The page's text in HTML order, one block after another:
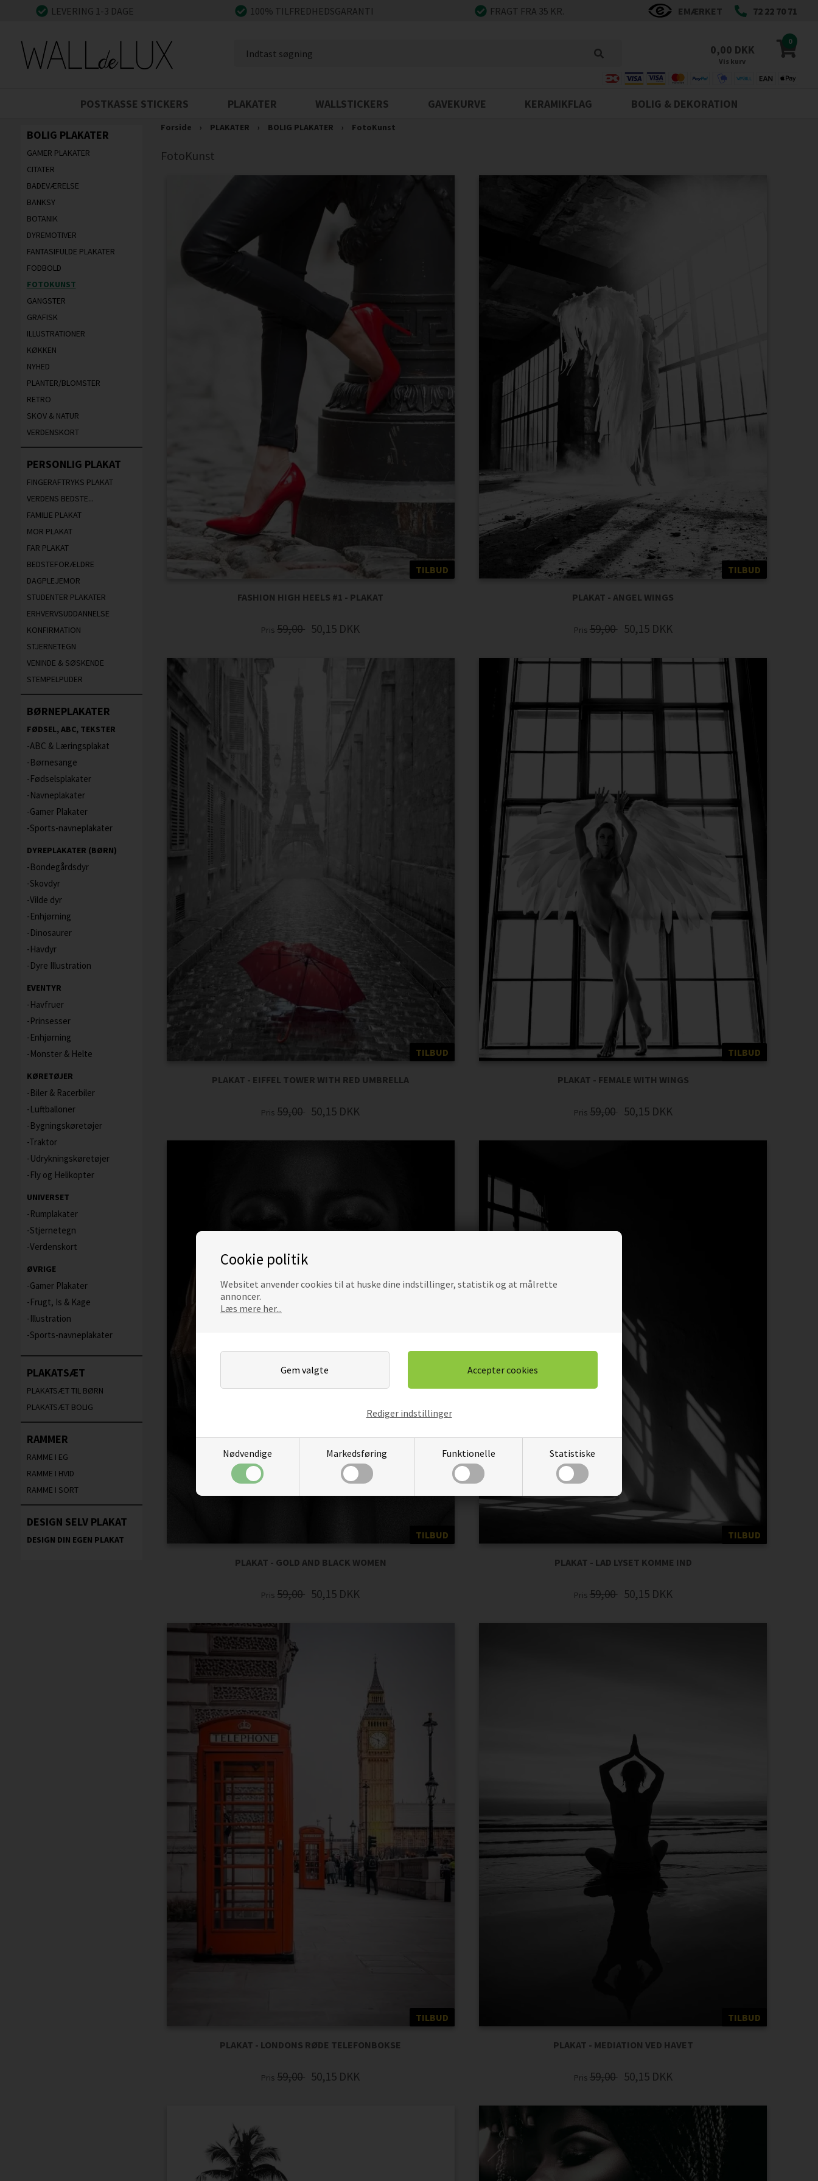
Cookie politik
Websitet anvender cookies til at huske dine indstillinger, statistik og at målrette
annoncer.
Læs mere her...
Nødvendige Markedsføring Funktionelle Statistiske
Rediger indstillinger
LEVERING 1-3 DAGE 100% TILFREDHEDSGARANTI FRAGT FRA 35 KR. EMÆRKET 72 22 70 71
0
0,00 DKK
Vis kurv
POSTKASSE STICKERS PLAKATER WALLSTICKERS GAVEKURVE KERAMIKFLAG BOLIG & DEKORATION
BOLIG PLAKATER
GAMER PLAKATER
CITATER
BADEVÆRELSE
BANKSY
BOTANIK
DYREMOTIVER
FANTASIFULDE PLAKATER
FODBOLD
FOTOKUNST
GANGSTER
GRAFISK
ILLUSTRATIONER
KØKKEN
NYHED
PLANTER/BLOMSTER
RETRO
SKOV & NATUR
VERDENSKORT
PERSONLIG PLAKAT
FINGERAFTRYKS PLAKAT
VERDENS BEDSTE...
FAMILIE PLAKAT
MOR PLAKAT
FAR PLAKAT
BEDSTEFORÆLDRE
DAGPLEJEMOR
STUDENTER PLAKATER
ERHVERVSUDDANNELSE
KONFIRMATION
STJERNETEGN
VENINDE & SØSKENDE
STEMPELPUDER
BØRNEPLAKATER
FØDSEL, ABC, TEKSTER
ABC & Læringsplakat
Børnesange
Fødselsplakater
Navneplakater
Gamer Plakater
Sports-navneplakater
DYREPLAKATER (BØRN)
Bondegårdsdyr
Skovdyr
Vilde dyr
Enhjørning
Dinosaurer
Havdyr
Dyre Illustration
EVENTYR
Havfruer
Prinsesser
Enhjørning
Monster & Helte
KØRETØJER
Biler & Racerbiler
Luftballoner
Bygningskøretøjer
Traktor
Udrykningskøretøjer
Fly og Helikopter
UNIVERSET
Rumplakater
Stjernetegn
Verdenskort
ØVRIGE
Gamer Plakater
Frugt, Is & Kage
Illustration
Sports-navneplakater
PLAKATSÆT
PLAKATSÆT TIL BØRN
PLAKATSÆT BOLIG
RAMMER
RAMME I EG
RAMME I HVID
RAMME I SORT
DESIGN SELV PLAKAT
DESIGN DIN EGEN PLAKAT
Forside › PLAKATER › BOLIG PLAKATER › FotoKunst
FotoKunst
TILBUD
FASHION HIGH HEELS #1 - PLAKAT
Pris59,00 50,15 DKK
TILBUD
PLAKAT - ANGEL WINGS
Pris 59,00 50,15 DKK
TILBUD
PLAKAT - EIFFEL TOWER WITH RED UMBRELLA
Pris59,00 50,15 DKK
TILBUD
PLAKAT - FEMALE WITH WINGS
Pris 59,00 50,15 DKK
TILBUD
PLAKAT - GOLD AND BLACK WOMEN
Pris59,00 50,15 DKK
TILBUD
PLAKAT - LAD LYSET KOMME IND
Pris 59,00 50,15 DKK
TILBUD
PLAKAT - LONDONS RØDE TELEFONBOKSE
Pris59,00 50,15 DKK
TILBUD
PLAKAT - MEDIATION VED HAVET
Pris 59,00 50,15 DKK